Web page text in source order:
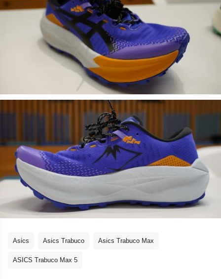
Asics Asics Trabuco Asics Trabuco Max
ASICS Trabuco Max 5